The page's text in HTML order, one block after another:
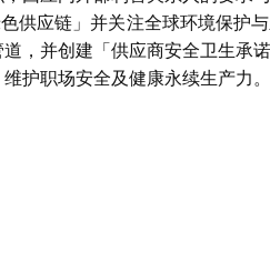
供应链」并关注全球环境保护
，并创建「供应商安全卫生承
护职场安全及健康永续生产力。